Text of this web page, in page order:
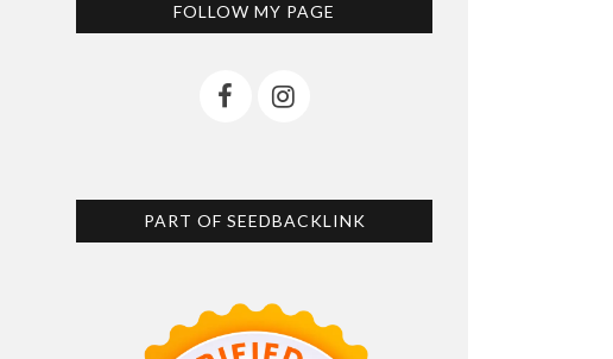
FOLLOW MY PAGE
PART OF SEEDBACKLINK